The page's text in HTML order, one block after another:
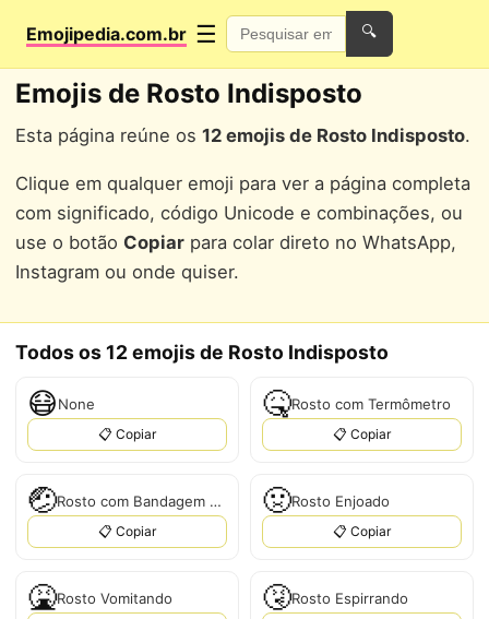
Emojipedia.com.br ☰ 🔍
Emojis de Rosto Indisposto
Esta página reúne os 12 emojis de Rosto Indisposto.
Clique em qualquer emoji para ver a página completa
com significado, código Unicode e combinações, ou
use o botão Copiar para colar direto no WhatsApp,
Instagram ou onde quiser.
Todos os 12 emojis de Rosto Indisposto
😷None
📋 Copiar
🤒Rosto com Termômetro
📋 Copiar
🤕 Rosto com Bandagem na Cabeça
📋 Copiar
🤢Rosto Enjoado
📋 Copiar
🤮Rosto Vomitando 🤧Rosto Espirrando